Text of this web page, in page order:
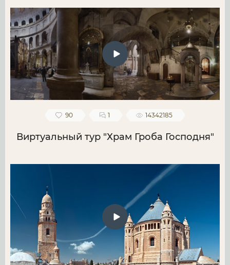
90 1 14342185
Виртуальный тур "Храм Гроба Господня"